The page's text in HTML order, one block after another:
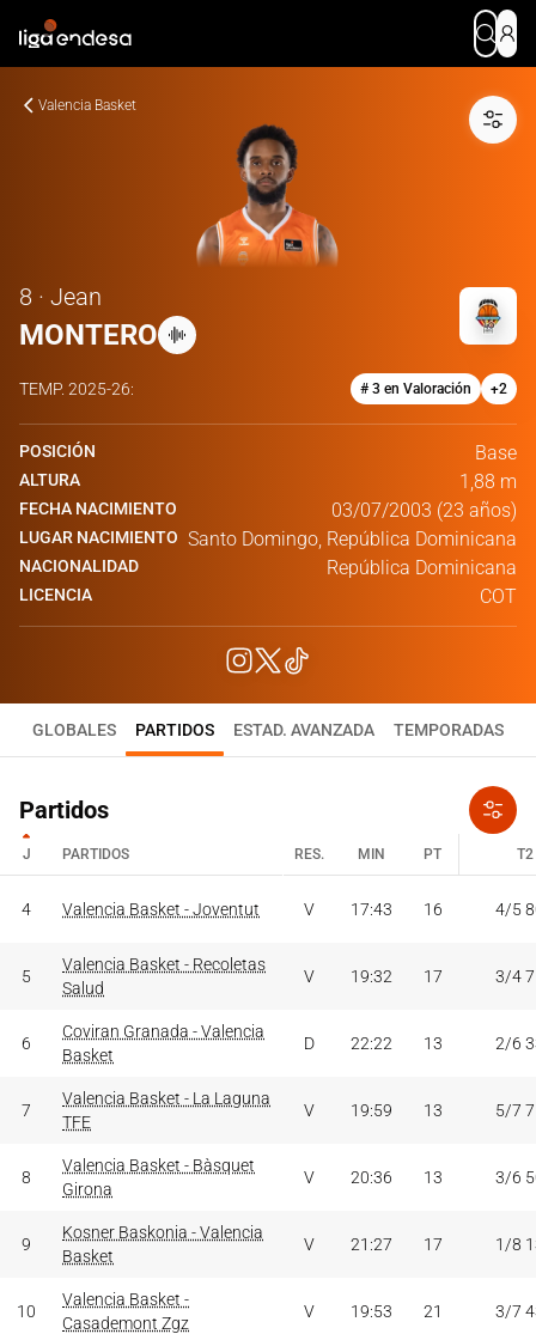
Valencia Basket
8 · Jean
MONTERO
TEMP. 2025-26: # 3 en Valoración +2
POSICIÓN Base
ALTURA 1,88 m
FECHA NACIMIENTO 03/07/2003 (23 años)
LUGAR NACIMIENTO Santo Domingo, República Dominicana
NACIONALIDAD República Dominicana
LICENCIA COT
GLOBALES PARTIDOS ESTAD. AVANZADA TEMPORADAS
Partidos
J PARTIDOS RES. MIN PT T2
4 Valencia Basket - Joventut V 17:43 16 4/5
5
Valencia Basket - Recoletas
Salud
V 19:32 17 3/4
6
Coviran Granada - Valencia
Basket
D 22:22 13 2/6
7
Valencia Basket - La Laguna
TFE
V 19:59 13 5/7
8
Valencia Basket - Bàsquet
Girona
V 20:36 13 3/6
9
Kosner Baskonia - Valencia
Basket
V 21:27 17 1/8
10
Valencia Basket -
Casademont Zgz
V 19:53 21 3/7